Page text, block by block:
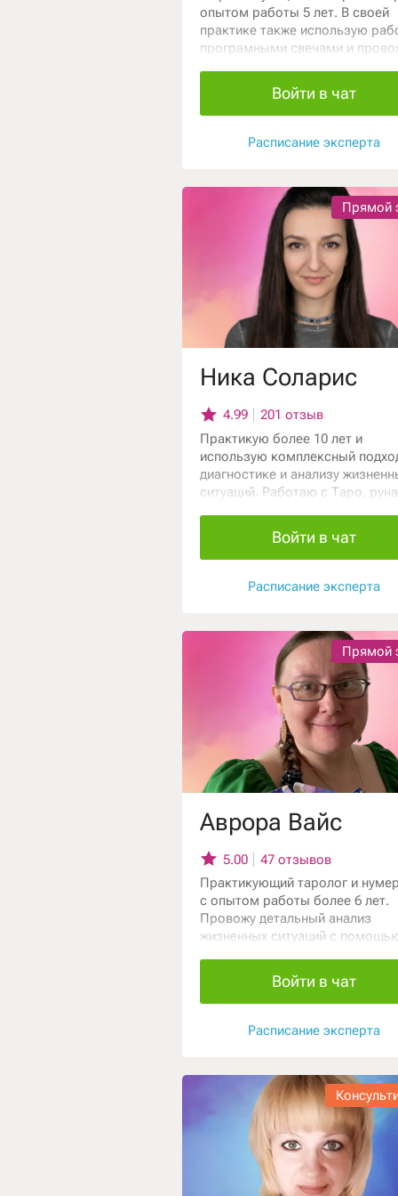
опытом работы 5 лет. В своей
практике также использую
програмными свечами и
жизненных вопросах, увидеть
причины и перспективы. Мои
консультации направлены на
ясность, осознанность и
Войти в чат
Расписание эксперта
Прямой
Ника Соларис
4.99
201 отзыв
Практикую более 10 лет и
использую комплексный
диагностике и анализу
ситуаций. Работаю с Таро,
Человека. Также применяю
практики Рейки,
работу с чакрами. Помогаю
причины происходящего и
наиболее благоприятный путь
Войти в чат
Расписание эксперта
Прямой
Аврора Вайс
5.00
47 отзывов
Практикующий таролог и
с опытом работы более 6 лет.
Провожу детальный анализ
жизненных ситуаций с
расчетов. Помогаю
вопросах отношений, чувств,
перспектив пары и личной
Моя цель — дать понятные
Войти в чат
Расписание эксперта